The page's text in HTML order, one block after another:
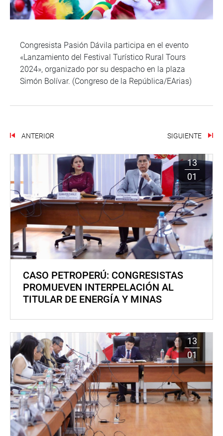
Congresista Pasión Dávila participa en el evento
«Lanzamiento del Festival Turístico Rural Tours
2024», organizado por su despacho en la plaza
Simón Bolívar. (Congreso de la República/EArias)
ANTERIOR SIGUIENTE
13
01
CASO PETROPERÚ: CONGRESISTAS
PROMUEVEN INTERPELACIÓN AL
TITULAR DE ENERGÍA Y MINAS
13
01